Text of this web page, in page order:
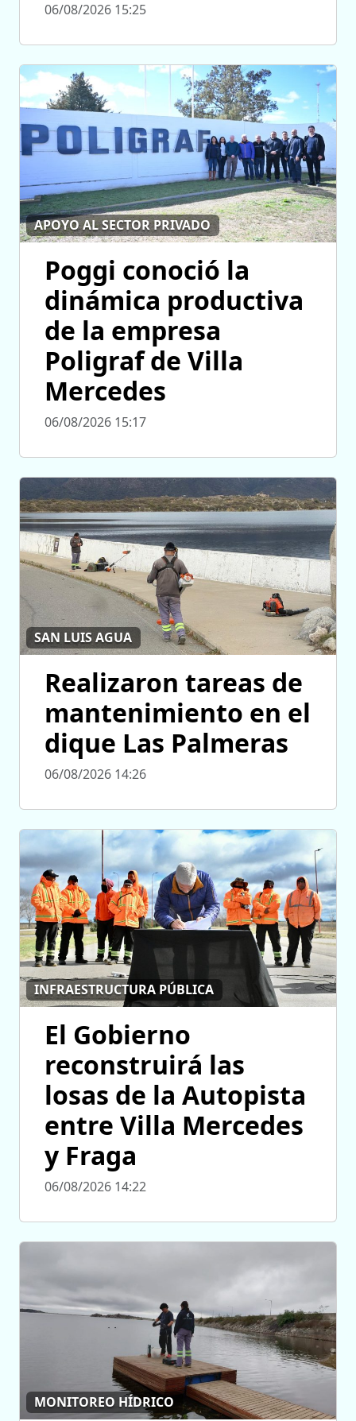
06/08/2026 15:25
APOYO AL SECTOR PRIVADO
Poggi conoció la
dinámica productiva
de la empresa
Poligraf de Villa
Mercedes
06/08/2026 15:17
SAN LUIS AGUA
Realizaron tareas de
mantenimiento en el
dique Las Palmeras
06/08/2026 14:26
INFRAESTRUCTURA PÚBLICA
El Gobierno
reconstruirá las
losas de la Autopista
entre Villa Mercedes
y Fraga
06/08/2026 14:22
MONITOREO HÍDRICO